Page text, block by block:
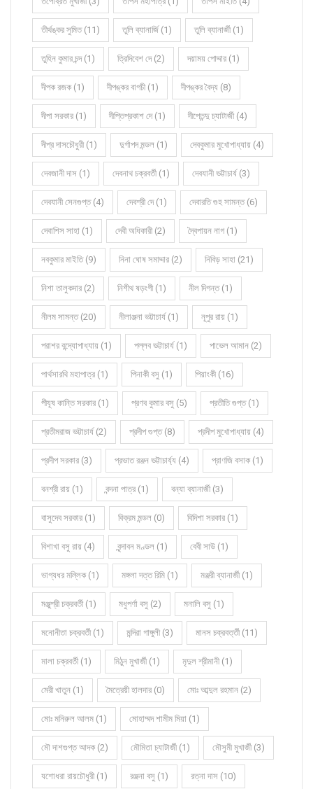
তীর্থঙ্কর সুমিত (11) তুলি ব্যানার্জি (1) তুলি ব্যানার্জী (1)
তুহিন কুমার চন্দ (1) ত্রিদিবেশ দে (2) দয়াময় পোদ্দার (1)
দীপক রজক (1) দীপঙ্কর বাগচী (1) দীপঙ্কর বৈদ্য (8)
দীপা সরকার (1) দীপ্তিপ্রকাশ দে (1) দীপ্তেন্দু চ্যাটার্জী (4)
দীপ্র দাসচৌধুরী (1) দুর্গাপদ মন্ডল (1) দেবকুমার মুখোপাধ্যায় (4)
দেবজানী দাস (1) দেবনাথ চক্রবর্তী (1) দেবযানী ভট্টাচার্য (3)
দেবযানী সেনগুপ্ত (4) দেবশ্রী দে (1) দেবারতি গুহ সামন্ত (6)
দেবাশিস সাহা (1) দেবী অধিকারী (2) দ্বৈপায়ন নাগ (1)
নবকুমার মাইতি (9) নিনা ঘোষ সমাদ্দার (2) নিবিড় সাহা (21)
নিশা তালুকদার (2) নিশীথ ষড়ংগী (1) নীল দিগন্ত (1)
নীলম সামন্ত (20) নীলাঞ্জনা ভট্টাচার্য (1) নূপুর রায় (1)
পরাশর বন্দ্যোপাধ্যায় (1) পল্লব ভট্টাচার্য (1) পাভেল আমান (2)
পার্থসারথি মহাপাত্র (1) পিনাকী বসু (1) পিয়াংকী (16)
পীযূষ কান্তি সরকার (1) প্রণব কুমার বসু (5) প্রতীতি গুপ্ত (1)
প্রতীমরাজ ভট্টাচার্য (2) প্রদীপ গুপ্ত (8) প্রদীপ মুখোপাধ্যায় (4)
প্রদীপ সরকার (3) প্রভাত রঞ্জন ভট্টাচার্য্য (4) প্রাণজি বসাক (1)
বনশ্রী রায় (1) বন্দনা পাত্র (1) বন্যা ব্যানার্জী (3)
বাসুদেব সরকার (1) বিক্রম মন্ডল (0) বিদিশা সরকার (1)
বিশাখা বসু রায় (4) বৃন্দাবন মণ্ডল (1) বেবী সাউ (1)
ভাগ্যধর মল্লিক (1) মঙ্গলা দত্ত রিমি (1) মঞ্জরী ব্যানার্জী (1)
মঞ্জুশ্রী চক্রবর্তী (1) মধুপর্ণা বসু (2) মনালি বসু (1)
মনোনীতা চক্রবর্তী (1) মন্দিরা গাঙ্গুলী (3) মানস চক্রবর্ত্তী (11)
মালা চক্রবর্তী (1) মিঠুন মুখার্জী (1) মৃদুল শ্রীমানী (1)
মেরী খাতুন (1) মৈত্রেয়ী হালদার (0) মোঃ আব্দুল রহমান (2)
মোঃ মনিরুল আলম (1) মোহাম্মদ শামীম মিয়া (1)
মৌ দাশগুপ্ত আদক (2) মৌমিতা চ্যাটার্জী (1) মৌসুমী মুখার্জী (3)
যশোধরা রায়চৌধুরী (1) রঞ্জনা বসু (1) রত্না দাস (10)